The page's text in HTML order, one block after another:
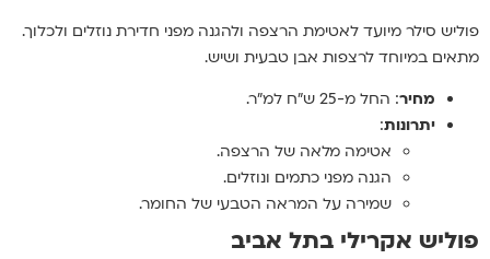
פוליש סילר מיועד לאטימת הרצפה ולהגנה מפני חדירת נוזלים ולכלוך.
מתאים במיוחד לרצפות אבן טבעית ושיש.
מחיר: החל מ-25 ש"ח למ"ר.
יתרונות:
אטימה מלאה של הרצפה.
הגנה מפני כתמים ונוזלים.
שמירה על המראה הטבעי של החומר.
פוליש אקרילי בתל אביב